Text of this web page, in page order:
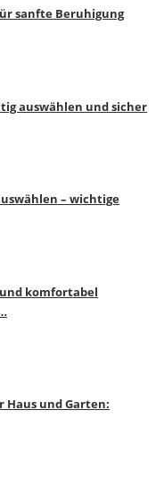
sanfte Beruhigung
auswählen und sicher
– wichtige
komfortabel
Haus und Garten: